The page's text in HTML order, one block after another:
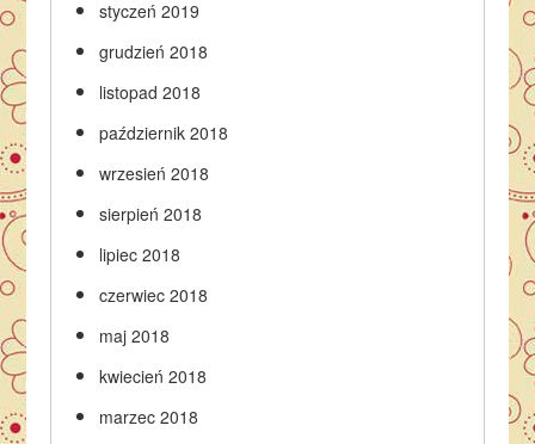
styczeń 2019
grudzień 2018
listopad 2018
październik 2018
wrzesień 2018
sierpień 2018
lipiec 2018
czerwiec 2018
maj 2018
kwiecień 2018
marzec 2018